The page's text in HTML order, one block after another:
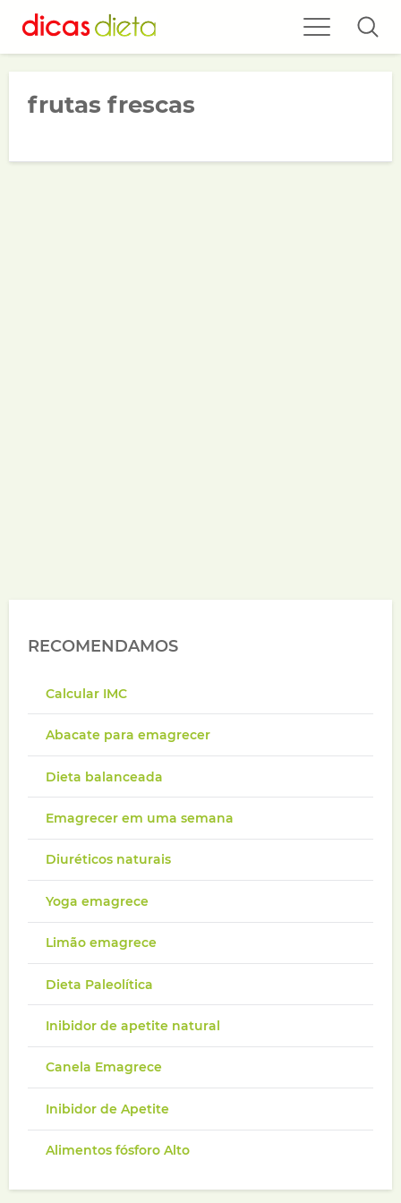
frutas frescas
RECOMENDAMOS
Calcular IMC
Abacate para emagrecer
Dieta balanceada
Emagrecer em uma semana
Diuréticos naturais
Yoga emagrece
Limão emagrece
Dieta Paleolítica
Inibidor de apetite natural
Canela Emagrece
Inibidor de Apetite
Alimentos fósforo Alto